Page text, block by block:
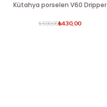
Kütahya porselen V60 Dripper
₺500,00₺430,00